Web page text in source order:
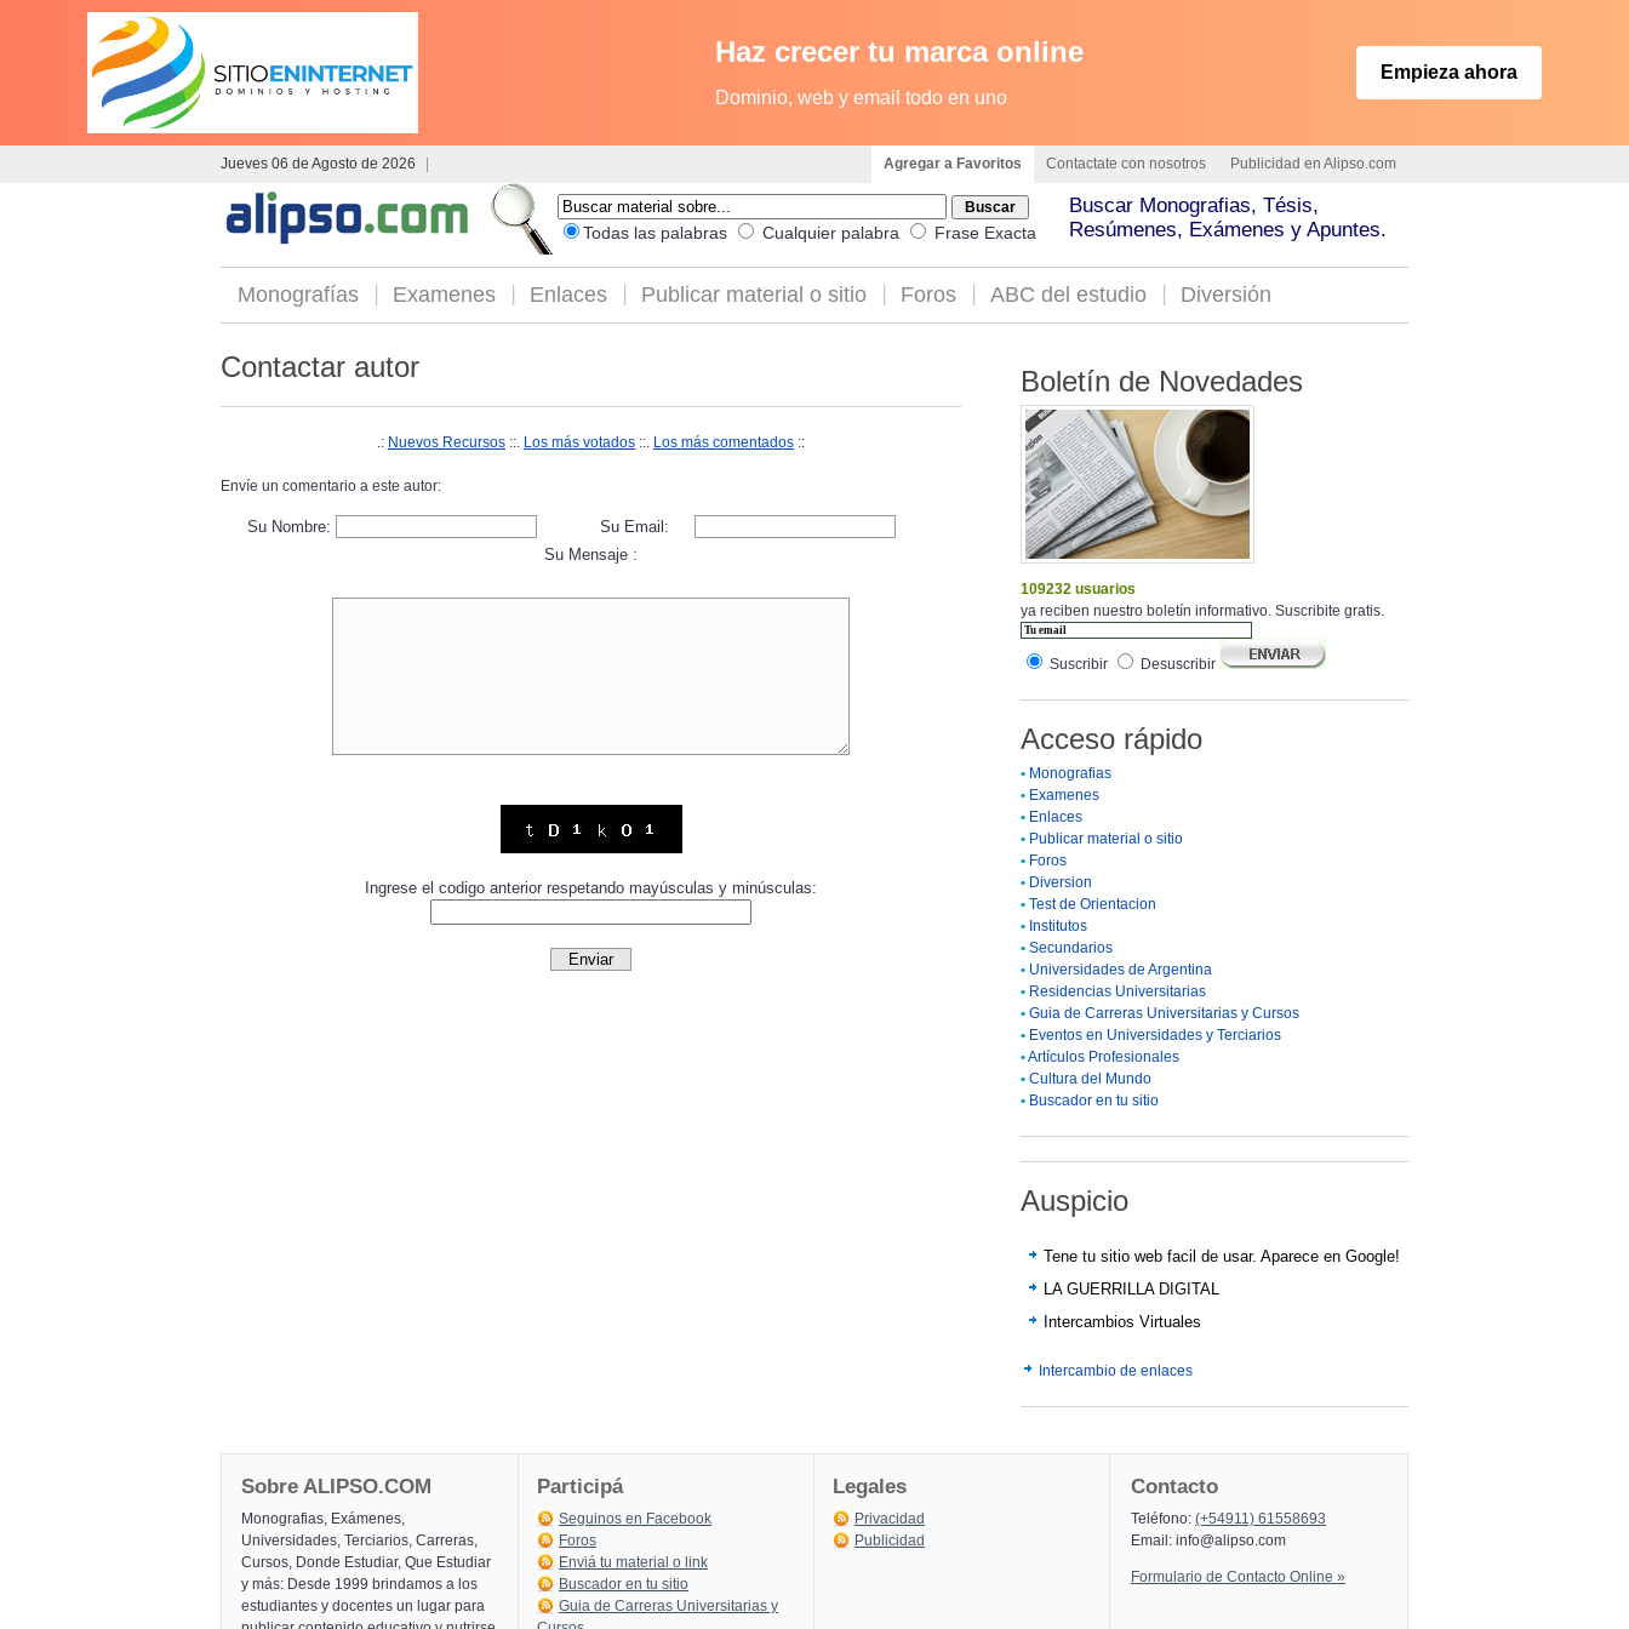
Haz crecer tu marca online
Dominio, web y email todo en uno
Empieza ahora
Jueves 06 de Agosto de 2026 Agregar a Favoritos Contactate con nosotros Publicidad en Alipso.com
Todas las palabras Cualquier palabra Frase Exacta
Buscar Monografias, Tésis,
Resúmenes, Exámenes y Apuntes.
Monografías Examenes Enlaces Publicar material o sitio Foros ABC del estudio Diversión
Contactar autor
.: Nuevos Recursos ::. Los más votados ::. Los más comentados ::
Envíe un comentario a este autor:
Su Nombre:
Su Email:
Su Mensaje :
Ingrese el codigo anterior respetando mayúsculas y minúsculas:
Boletín de Novedades
109232 usuarios
ya reciben nuestro boletín informativo. Suscribite gratis.
Suscribir Desuscribir
Acceso rápido
• Monografias
• Examenes
• Enlaces
• Publicar material o sitio
• Foros
• Diversion
• Test de Orientacion
• Institutos
• Secundarios
• Universidades de Argentina
• Residencias Universitarias
• Guia de Carreras Universitarias y Cursos
• Eventos en Universidades y Terciarios
•Artículos Profesionales
• Cultura del Mundo
• Buscador en tu sitio
Auspicio
Tene tu sitio web facil de usar. Aparece en Google!
LA GUERRILLA DIGITAL
Intercambios Virtuales
Intercambio de enlaces
Sobre ALIPSO.COM
Monografias, Exámenes,
Universidades, Terciarios, Carreras,
Cursos, Donde Estudiar, Que Estudiar
y más: Desde 1999 brindamos a los
estudiantes y docentes un lugar para
Participá
Seguinos en Facebook
Foros
Enviá tu material o link
Buscador en tu sitio
Guia de Carreras Universitarias y
Legales
Privacidad
Publicidad
Contacto
Teléfono: (+54911) 61558693
Email: info@alipso.com
Formulario de Contacto Online »